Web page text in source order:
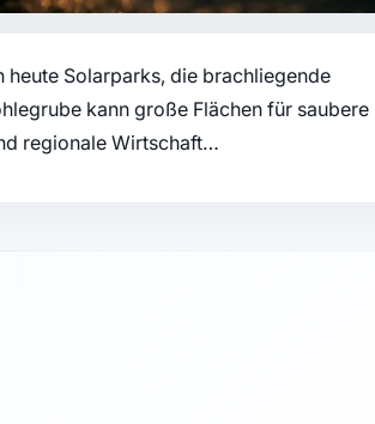
heute Solarparks, die brachliegende
kann große Flächen für saubere
regionale Wirtschaft…